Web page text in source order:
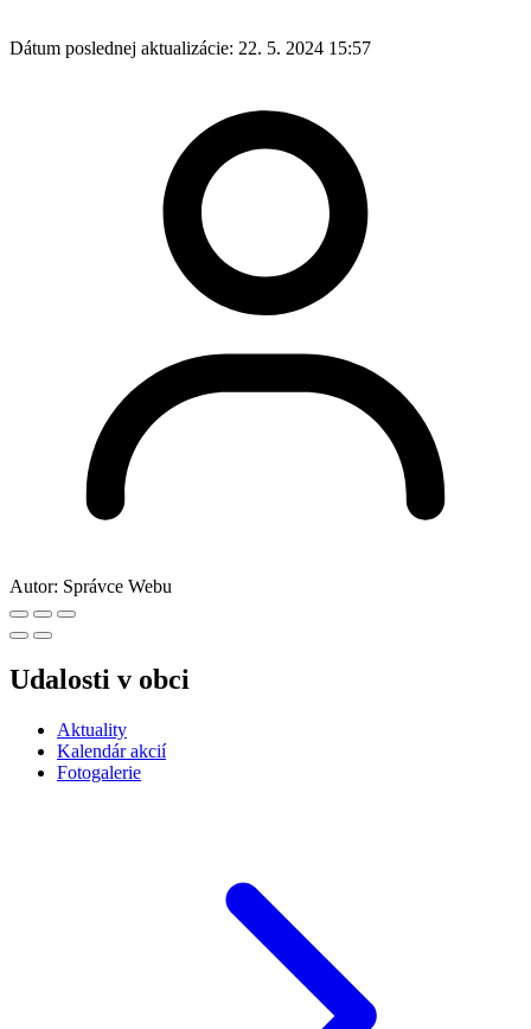
Dátum poslednej aktualizácie: 22. 5. 2024 15:57
Autor: Správce Webu
Udalosti v obci
Aktuality
Kalendár akcií
Fotogalerie